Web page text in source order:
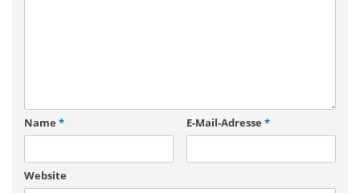
Name * E-Mail-Adresse *
Website